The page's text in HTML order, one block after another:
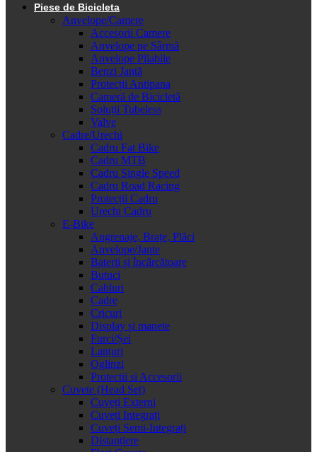
Piese de Bicicleta
Anvelope/Camere
Accesorii Camere
Anvelope pe Sârmă
Anvelope Pliabile
Benzi Jantă
Protecții Antipana
Cameră de Bicicletă
Soluții Tubeless
Valve
Cadre/Urechi
Cadru Fat Bike
Cadru MTB
Cadru Single Speed
Cadru Road Racing
Protecții Cadru
Urechi Cadru
E-Bike
Angrenaje, Brațe, Plăci
Anvelope/Jante
Baterii și încărcătoare
Butuci
Cabluri
Cadre
Cricuri
Display și manete
Furci/Șei
Lanțuri
Oglinzi
Protectii si Accesorii
Cuvete (Head Set)
Cuveți Externi
Cuveți Integrați
Cuveți Semi-Integrați
Distanțiere